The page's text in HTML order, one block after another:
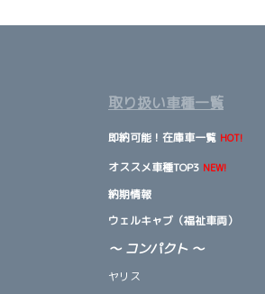
取り扱い車種一覧
即納可能！在庫車一覧 HOT!
オススメ車種TOP3 NEW!
納期情報
ウェルキャブ（福祉車両）
～ コンパクト ～
ヤリス